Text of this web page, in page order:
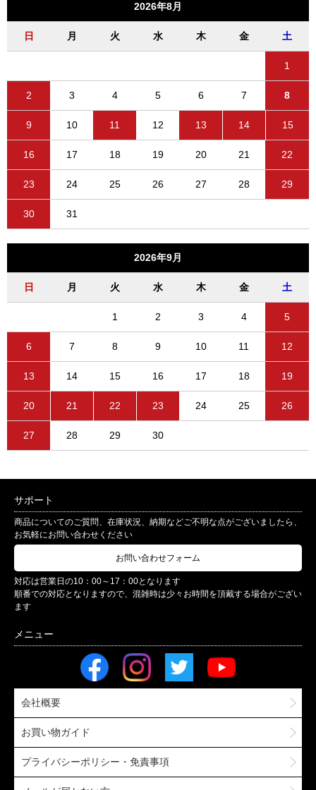
2026年8月
日 月 火 水 木 金 土
1
2 3 4 5 6 7 8
9 10 11 12 13 14 15
16 17 18 19 20 21 22
23 24 25 26 27 28 29
30 31
2026年9月
日 月 火 水 木 金 土
1 2 3 4 5
6 7 8 9 10 11 12
13 14 15 16 17 18 19
20 21 22 23 24 25 26
27 28 29 30
サポート
商品についてのご質問、在庫状況、納期などご不明な点がございましたら、
お気軽にお問い合わせください
お問い合わせフォーム
対応は営業日の10：00～17：00となります
順番での対応となりますので、混雑時は少々お時間を頂戴する場合がござい
ます
会社概要
お買い物ガイド
プライバシーポリシー・免責事項